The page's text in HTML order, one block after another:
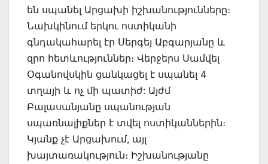
են սպանել Արցախի իշխանությունները։
Նախկինում երկու ոստիկանի
գնդակահարել էր Սերգեյ Աբգարյանը և
զրո հետևություններ։ Վերջերս Սամվել
Օգանովսկին ցանկացել է սպանել 4
տղայի և ոչ մի պատիժ: Այժմ
Բալասանյանը սպանության
սպառնալիքներ է տվել ոստիկաններին։
Կյանք չէ Արցախում, այլ
խայտառակություն։ Իշխանությանը